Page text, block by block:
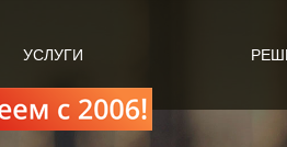
УСЛУГИ